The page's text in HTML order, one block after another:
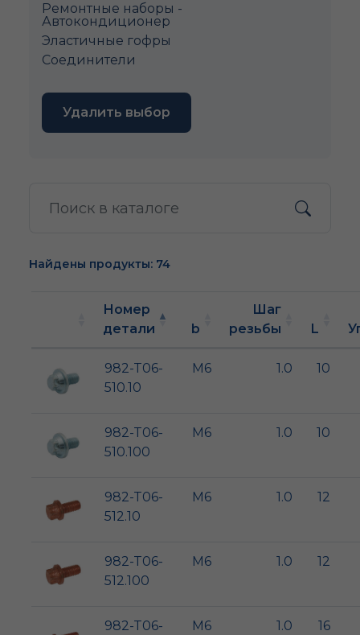
Ремонтные наборы -
Автокондиционер
Эластичные гофры
Соединители
Удалить выбор
Найдены продукты: 74
Номер
детали
b
Шаг
резьбы
L
982-T06-
510.10
M6 1.0 10
982-T06-
510.100
M6 1.0 10
982-T06-
512.10
M6 1.0 12
982-T06-
512.100
M6 1.0 12
982-T06-
M6 1.0 16